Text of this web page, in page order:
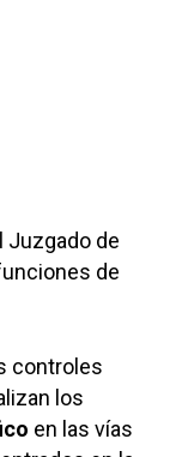
Juzgado de
de
controles
los
en las vías